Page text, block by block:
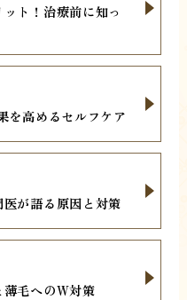
ト！治療前に知っ
を高めるセルフケア
が語る原因と対策
毛へのW対策